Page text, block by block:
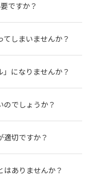
ですか？
しまいませんか？
になりませんか？
でしょうか？
切ですか？
ありませんか？